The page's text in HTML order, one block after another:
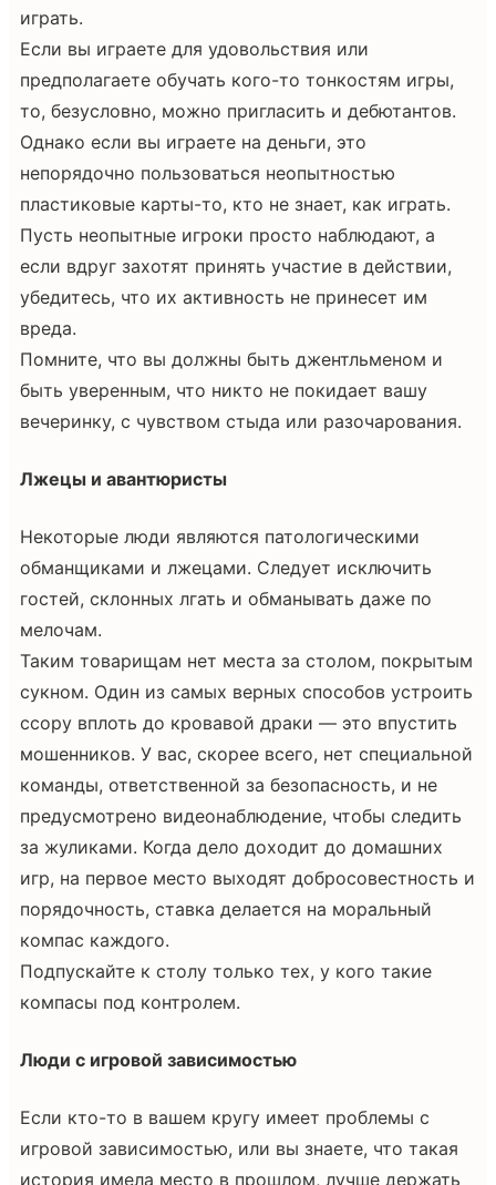
играть.
Если вы играете для удовольствия или
предполагаете обучать кого-то тонкостям игры,
то, безусловно, можно пригласить и дебютантов.
Однако если вы играете на деньги, это
непорядочно пользоваться неопытностью
пластиковые карты-то, кто не знает, как играть.
Пусть неопытные игроки просто наблюдают, а
если вдруг захотят принять участие в действии,
убедитесь, что их активность не принесет им
вреда.
Помните, что вы должны быть джентльменом и
быть уверенным, что никто не покидает вашу
вечеринку, с чувством стыда или разочарования.
Лжецы и авантюристы
Некоторые люди являются патологическими
обманщиками и лжецами. Следует исключить
гостей, склонных лгать и обманывать даже по
мелочам.
Таким товарищам нет места за столом, покрытым
сукном. Один из самых верных способов устроить
ссору вплоть до кровавой драки — это впустить
мошенников. У вас, скорее всего, нет специальной
команды, ответственной за безопасность, и не
предусмотрено видеонаблюдение, чтобы следить
за жуликами. Когда дело доходит до домашних
игр, на первое место выходят добросовестность и
порядочность, ставка делается на моральный
компас каждого.
Подпускайте к столу только тех, у кого такие
компасы под контролем.
Люди с игровой зависимостью
Если кто-то в вашем кругу имеет проблемы с
игровой зависимостью, или вы знаете, что такая
история имела место в прошлом, лучше держать